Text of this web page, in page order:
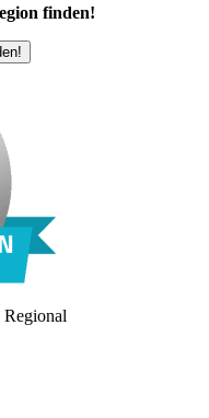
finden!
Regional